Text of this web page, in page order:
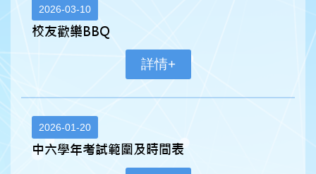
2026-03-10
校友歡樂BBQ
詳情+
2026-01-20
中六學年考試範圍及時間表